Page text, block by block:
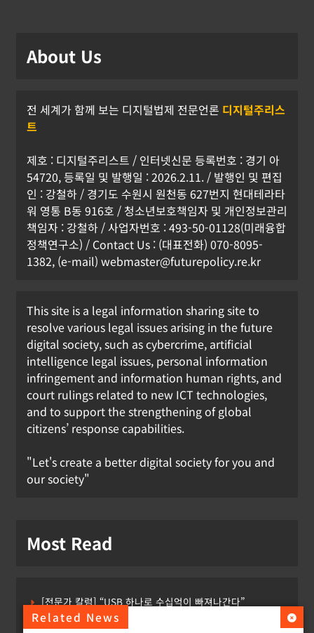
Related News
About Us
전 세계가 함께 보는 디지털법제 전문언론 디지털주리스
트
제호 : 디지털주리스트 / 인터넷신문 등록번호 : 경기 아
54720, 등록일 및 발행일 : 2026.2.11. / 발행인 및 편집
인 : 강철하 / 경기도 수원시 원천동 627번지 현대테라타
워 영통 B동 916호 / 청소년보호책임자 및 개인정보관리
책임자 : 강철하 / 사업자번호 : 493-50-01128(미래융합
정책연구소) / Contact Us : (대표전화) 070-8095-
1382, (e-mail) webmaster@futurepolicy.re.kr
This site is a legal information sharing site to
resolve various legal issues arising in the future
digital society, such as cybercrime, artificial
intelligence legal issues, personal information
infringement and information human rights, and
court rulings related to new ICT technologies,
and to support the strengthening of global
citizens’ response capabilities.
"Let's create a better digital society for you and
our society"
Most Read
[전문가 칼럼] “USB 하나로 수십억이 빠져나간다”
[USA] CLARITY 법안의 AI 샌드박스 조항 삭제 촉구